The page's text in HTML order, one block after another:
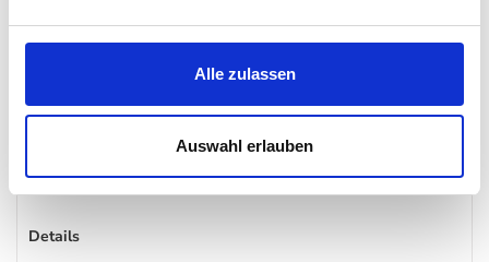
Alle zulassen
Auswahl erlauben
Die Kombination aus natürlichem Farbton, realistischer Flamme
und moderner Technik macht diese LED Kerzen zu einem
langlebigen Designobjekt. Sie verbinden Funktionalität mit
skandinavischer Ästhetik und lassen sich flexibel in
verschiedene Wohnbereiche integrieren.
Details